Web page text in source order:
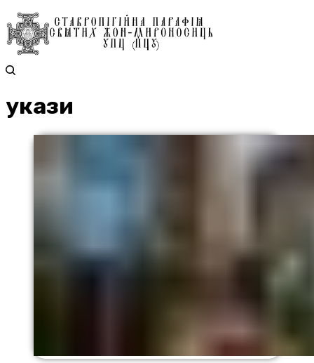
укази